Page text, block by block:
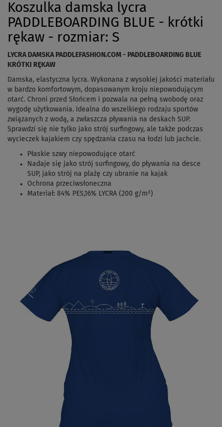
Koszulka damska lycra
PADDLEBOARDING BLUE - krótki
rękaw - rozmiar: S
LYCRA DAMSKA PADDLEFASHION.COM - PADDLEBOARDING BLUE
KRÓTKI RĘKAW
Damska, elastyczna lycra. Wykonana z wysokiej jakości materiału
w bardzo komfortowym, dopasowanym kroju niepowodującym
otarć. Chroni przed Słońcem i pozwala na pełną swobodę oraz
wygodę użytkowania. Idealna do wszelkiego rodzaju sportów
związanych z wodą, a zwłaszcza pływania na deskach SUP.
Sprawdzi się nie tylko jako strój surfingowy, ale także podczas
wycieczek kajakiem czy spędzania czasu na łodzi lub jachcie.
Płaskie szwy niepowodujące otarć
Nadaje się jako strój surfingowy, do pływania na desce
SUP, jako strój na plażę czy ubranie na kajak
Ochrona przeciwsłoneczna
Materiał: 84% PES,16% LYCRA (200 g/m²)